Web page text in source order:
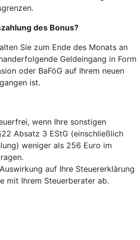
des Bonus?
Sie zum Ende des Monats an
Geldeingang in Form
oder BaFöG auf Ihrem neuen
ist.
wenn Ihre sonstigen
Absatz 3 EStG (einschließlich
weniger als 256 Euro im
auf Ihre Steuererklärung
mit Ihrem Steuerberater ab.